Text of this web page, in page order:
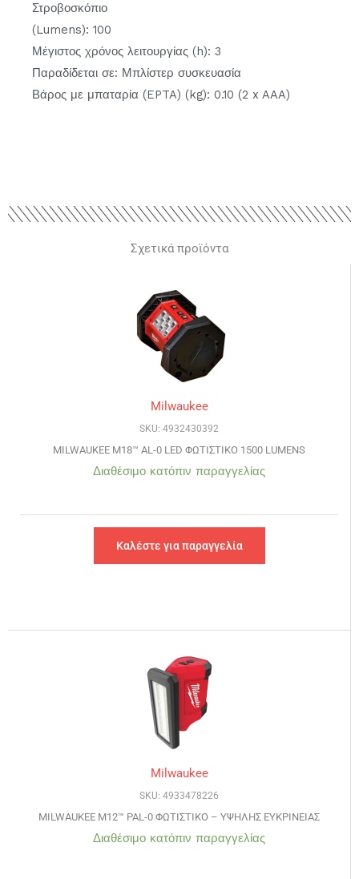
Στροβοσκόπιο
(Lumens): 100
Μέγιστος χρόνος λειτουργίας (h): 3
Παραδίδεται σε: Μπλίστερ συσκευασία
Βάρος με μπαταρία (EPTA) (kg): 0.10 (2 x AAA)
Σχετικά προϊόντα
Milwaukee
SKU: 4932430392
MILWAUKEE M18™ AL-0 LED ΦΩΤΙΣΤΙΚΟ 1500 LUMENS
Διαθέσιμο κατόπιν παραγγελίας
Καλέστε για παραγγελία
Milwaukee
SKU: 4933478226
MILWAUKEE M12™ PAL-0 ΦΩΤΙΣΤΙΚΟ – ΥΨΗΛΗΣ ΕΥΚΡΙΝΕΙΑΣ
Διαθέσιμο κατόπιν παραγγελίας